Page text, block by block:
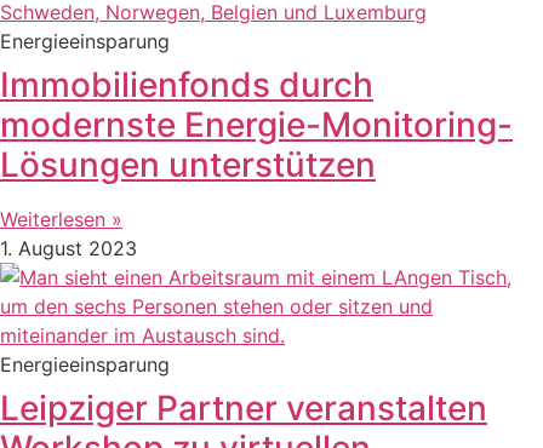
Energieeinsparung
Immobilienfonds durch
modernste Energie-Monitoring-
Lösungen unterstützen
Weiterlesen »
1. August 2023
Energieeinsparung
Leipziger Partner veranstalten